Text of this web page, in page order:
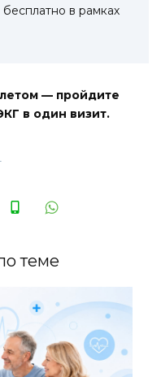
в рамках
— пройдите
в один визит.
теме